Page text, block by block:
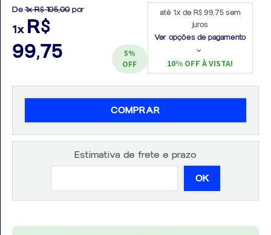
Aulas
AO
VIVO
GRATUITAS!
De 1x R$ 105,00por
1x R$
99,75
5%
OFF
até 1x de R$ 99,75 sem
juros
Ver opções de pagamento
10% OFF À VISTA!
COMPRAR
Estimativa de frete e prazo
OK